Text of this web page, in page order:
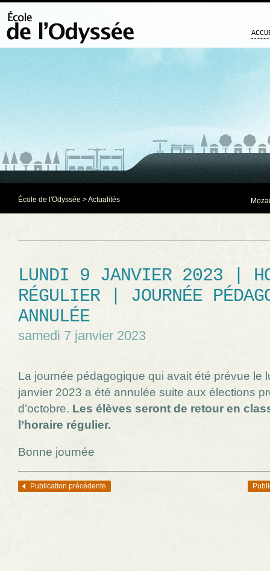
École de l'Odyssée >Actualités
LUNDI 9 JANVIER 2023 |
RÉGULIER | JOURNÉE
ANNULÉE
samedi 7 janvier 2023
La journée pédagogique qui avait été prévue le
janvier 2023 a été annulée suite aux élections
d’octobre. Les élèves seront de retour en
l’horaire régulier.
Bonne journée
Navigation des articles
Publication précédente